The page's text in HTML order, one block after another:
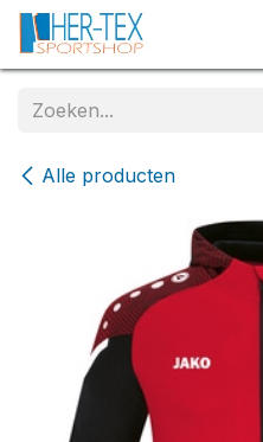
Overslaan naar inhoud
Alle producten